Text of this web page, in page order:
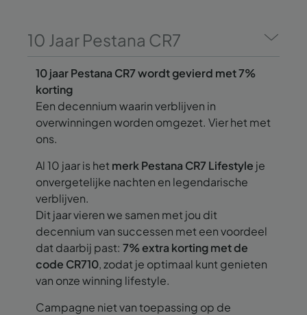
10 Jaar Pestana CR7
10 jaar Pestana CR7 wordt gevierd met 7%
korting
Een decennium waarin verblijven in
overwinningen worden omgezet. Vier het met
ons.
Al 10 jaar is het merk Pestana CR7 Lifestyle je
onvergetelijke nachten en legendarische
verblijven.
Dit jaar vieren we samen met jou dit
decennium van successen met een voordeel
dat daarbij past: 7% extra korting met de
code CR710, zodat je optimaal kunt genieten
van onze winning lifestyle.
Campagne niet van toepassing op de